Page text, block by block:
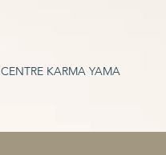
CENTRE KARMA YAMA